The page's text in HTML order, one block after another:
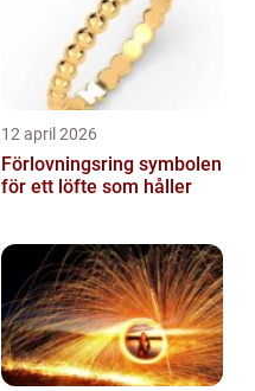
12 april 2026
Förlovningsring symbolen
för ett löfte som håller